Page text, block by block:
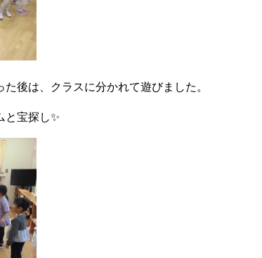
後は、クラスに分かれて遊びました。
と宝探し✨